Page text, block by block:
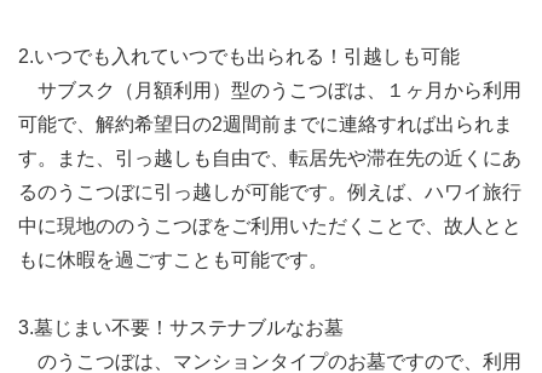
2.いつでも入れていつでも出られる！引越しも可能
サブスク（月額利用）型のうこつぼは、１ヶ月から利用
可能で、解約希望日の2週間前までに連絡すれば出られま
す。また、引っ越しも自由で、転居先や滞在先の近くにあ
るのうこつぼに引っ越しが可能です。例えば、ハワイ旅行
中に現地ののうこつぼをご利用いただくことで、故人とと
もに休暇を過ごすことも可能です。
3.墓じまい不要！サステナブルなお墓
のうこつぼは、マンションタイプのお墓ですので、利用